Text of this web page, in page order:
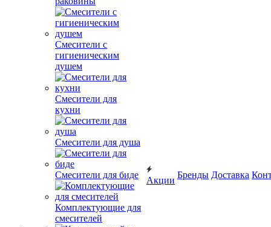
Смесители с
гигиеническим
душем
Смесители для
кухни
Смесители для душа
Смесители для биде
Комплектующие для
смесителей
Акции
Бренды Доставка